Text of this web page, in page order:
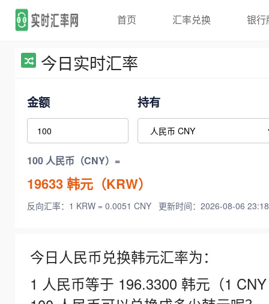
首页 汇率兑换 银行
今日实时汇率
金额 持有
100 人民币（CNY）=
19633韩元（KRW）
反向汇率：1 KRW = 0.0051 CNY 更新时间：2026-08-06
今日人民币兑换韩元汇率为：
1 人民币等于 196.3300 韩元（1